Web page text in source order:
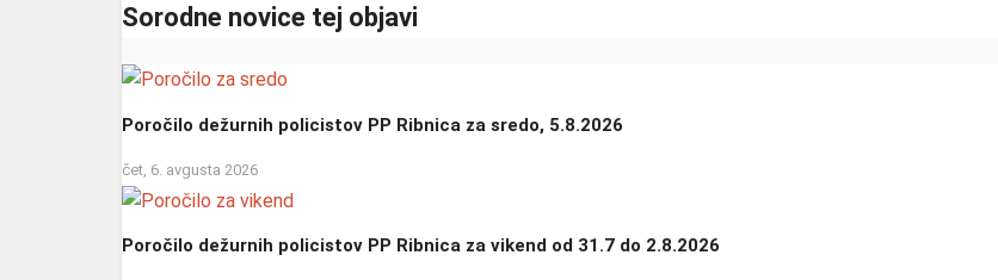
Sorodne novice tej objavi
Poročilo dežurnih policistov PP Ribnica za sredo, 5.8.2026
čet, 6. avgusta 2026
Poročilo dežurnih policistov PP Ribnica za vikend od 31.7 do 2.8.2026